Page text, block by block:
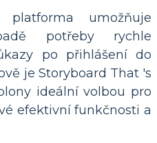
umožňuje
potřeby rychle
po přihlášení do
je Storyboard That 's
ideální volbou pro
efektivní funkčnosti a